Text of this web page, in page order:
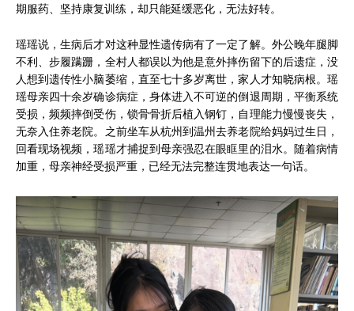
期服药、坚持康复训练，却只能延缓恶化，无法好转。
瑶瑶说，生病后才对这种显性遗传病有了一定了解。外公晚年腿脚
不利、步履蹒跚，全村人都误以为他是意外摔伤留下的后遗症，没
人想到遗传性小脑萎缩，直至七十多岁离世，家人才知晓病根。瑶
瑶母亲四十余岁确诊病症，身体进入不可逆的倒退周期，平衡系统
受损，频频摔倒受伤，锁骨骨折后植入钢钉，自理能力慢慢丧失，
无奈入住养老院。之前坐车从杭州到温州去养老院给妈妈过生日，
回看现场视频，瑶瑶才捕捉到母亲强忍在眼眶里的泪水。随着病情
加重，母亲神经受损严重，已经无法完整连贯地表达一句话。